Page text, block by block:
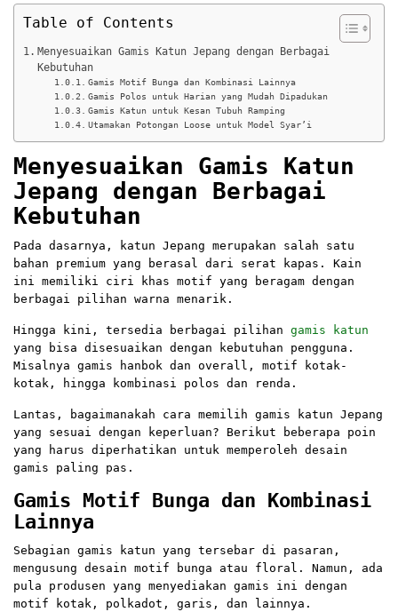
Table of Contents
Menyesuaikan Gamis Katun Jepang dengan Berbagai
Kebutuhan
Gamis Motif Bunga dan Kombinasi Lainnya
Gamis Polos untuk Harian yang Mudah Dipadukan
Gamis Katun untuk Kesan Tubuh Ramping
Utamakan Potongan Loose untuk Model Syar’i
Menyesuaikan Gamis Katun
Jepang dengan Berbagai
Kebutuhan
Pada dasarnya, katun Jepang merupakan salah satu
bahan premium yang berasal dari serat kapas. Kain
ini memiliki ciri khas motif yang beragam dengan
berbagai pilihan warna menarik.
Hingga kini, tersedia berbagai pilihan gamis katun
yang bisa disesuaikan dengan kebutuhan pengguna.
Misalnya gamis hanbok dan overall, motif kotak-
kotak, hingga kombinasi polos dan renda.
Lantas, bagaimanakah cara memilih gamis katun Jepang
yang sesuai dengan keperluan? Berikut beberapa poin
yang harus diperhatikan untuk memperoleh desain
gamis paling pas.
Gamis Motif Bunga dan Kombinasi
Lainnya
Sebagian gamis katun yang tersebar di pasaran,
mengusung desain motif bunga atau floral. Namun, ada
pula produsen yang menyediakan gamis ini dengan
motif kotak, polkadot, garis, dan lainnya.